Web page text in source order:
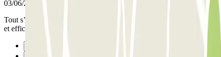
03/06/2019
Tout s’est parfaitement déroulé. Service très professionnel, proactif
et efficace. A recommander!